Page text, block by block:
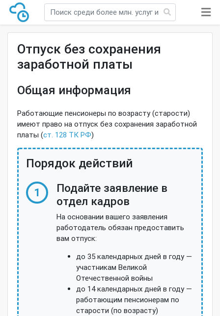
Отпуск без сохранения
заработной платы
Общая информация
Работающие пенсионеры по возрасту (старости)
имеют право на отпуск без сохранения заработной
платы (ст. 128 ТК РФ)
Порядок действий
1
Подайте заявление в
отдел кадров
На основании вашего заявления
работодатель обязан предоставить
вам отпуск:
до 35 календарных дней в году —
участникам Великой
Отечественной войны
до 14 календарных дней в году —
работающим пенсионерам по
старости (по возрасту)